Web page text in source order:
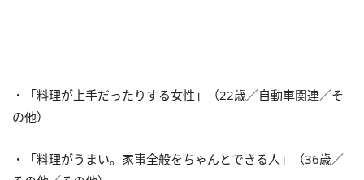
・「料理が上手だったりする女性」（22歳／自動車関連／そ
の他）
・「料理がうまい。家事全般をちゃんとできる人」（36歳／